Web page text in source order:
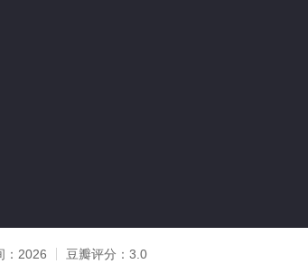
： 2026 豆瓣评分： 3.0